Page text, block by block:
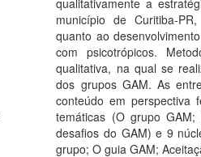
qualitativamente a
município de Curitiba-
quanto ao
com psicotrópicos.
qualitativa, na qual se
dos grupos GAM. As
conteúdo em perspectiva
temáticas (O grupo
desafios do GAM) e 9
grupo; O guia GAM;